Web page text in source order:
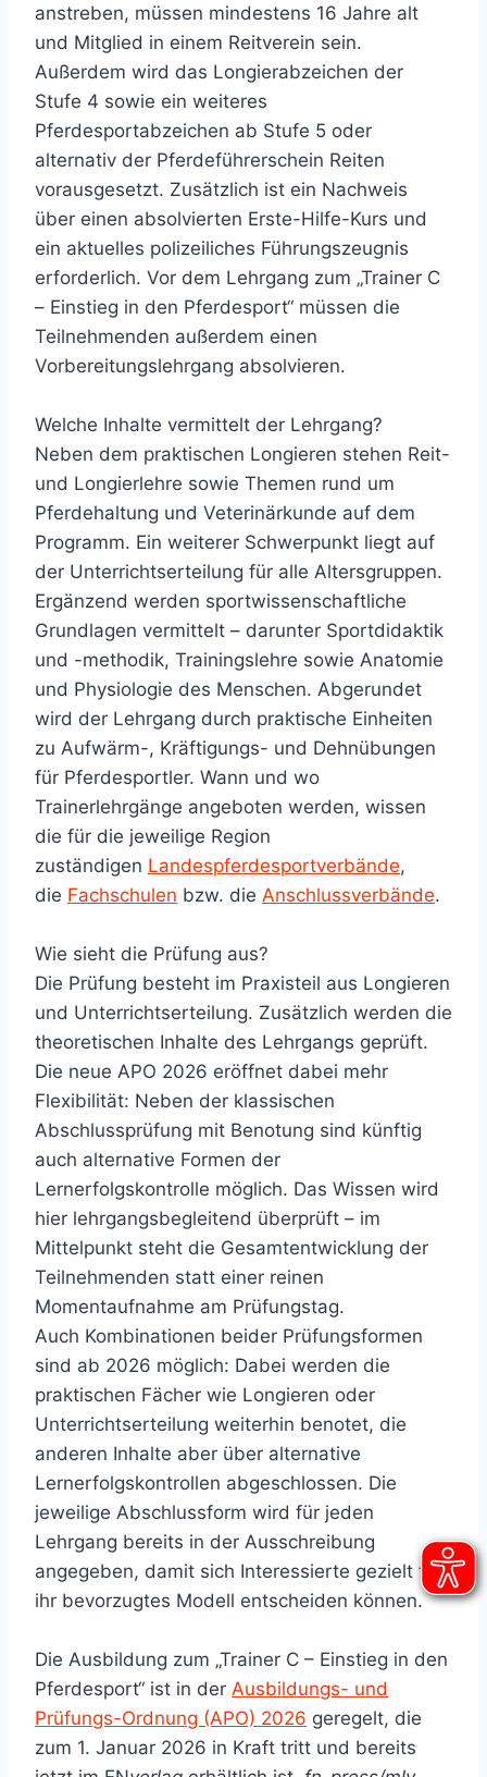
anstreben, müssen mindestens 16 Jahre alt
und Mitglied in einem Reitverein sein.
Außerdem wird das Longierabzeichen der
Stufe 4 sowie ein weiteres
Pferdesportabzeichen ab Stufe 5 oder
alternativ der Pferdeführerschein Reiten
vorausgesetzt. Zusätzlich ist ein Nachweis
über einen absolvierten Erste-Hilfe-Kurs und
ein aktuelles polizeiliches Führungszeugnis
erforderlich. Vor dem Lehrgang zum „Trainer C
– Einstieg in den Pferdesport“ müssen die
Teilnehmenden außerdem einen
Vorbereitungslehrgang absolvieren.
Welche Inhalte vermittelt der Lehrgang?
Neben dem praktischen Longieren stehen Reit-
und Longierlehre sowie Themen rund um
Pferdehaltung und Veterinärkunde auf dem
Programm. Ein weiterer Schwerpunkt liegt auf
der Unterrichtserteilung für alle Altersgruppen.
Ergänzend werden sportwissenschaftliche
Grundlagen vermittelt – darunter Sportdidaktik
und -methodik, Trainingslehre sowie Anatomie
und Physiologie des Menschen. Abgerundet
wird der Lehrgang durch praktische Einheiten
zu Aufwärm-, Kräftigungs- und Dehnübungen
für Pferdesportler. Wann und wo
Trainerlehrgänge angeboten werden, wissen
die für die jeweilige Region
zuständigen Landespferdesportverbände,
die Fachschulen bzw. die Anschlussverbände.
Wie sieht die Prüfung aus?
Die Prüfung besteht im Praxisteil aus Longieren
und Unterrichtserteilung. Zusätzlich werden die
theoretischen Inhalte des Lehrgangs geprüft.
Die neue APO 2026 eröffnet dabei mehr
Flexibilität: Neben der klassischen
Abschlussprüfung mit Benotung sind künftig
auch alternative Formen der
Lernerfolgskontrolle möglich. Das Wissen wird
hier lehrgangsbegleitend überprüft – im
Mittelpunkt steht die Gesamtentwicklung der
Teilnehmenden statt einer reinen
Momentaufnahme am Prüfungstag.
Auch Kombinationen beider Prüfungsformen
sind ab 2026 möglich: Dabei werden die
praktischen Fächer wie Longieren oder
Unterrichtserteilung weiterhin benotet, die
anderen Inhalte aber über alternative
Lernerfolgskontrollen abgeschlossen. Die
jeweilige Abschlussform wird für jeden
Lehrgang bereits in der Ausschreibung
angegeben, damit sich Interessierte gezielt für
ihr bevorzugtes Modell entscheiden können.
Die Ausbildung zum „Trainer C – Einstieg in den
Pferdesport“ ist in der Ausbildungs- und
Prüfungs-Ordnung (APO) 2026 geregelt, die
zum 1. Januar 2026 in Kraft tritt und bereits